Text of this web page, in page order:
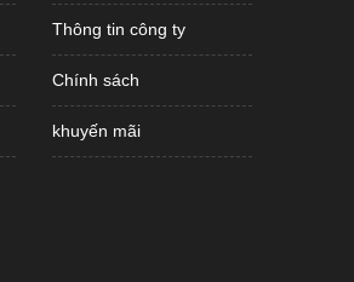
Thông tin công ty
Chính sách
khuyến mãi